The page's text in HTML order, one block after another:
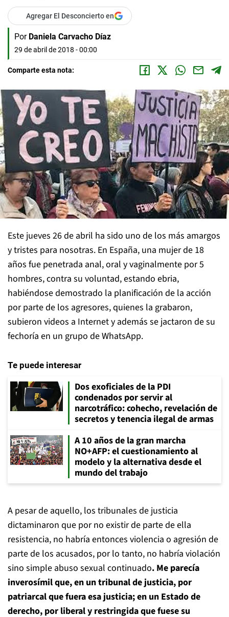
Agregar El Desconcierto en
Por Daniela Carvacho Díaz
29 de abril de 2018 - 00:00
Comparte esta nota:
Este jueves 26 de abril ha sido uno de los más amargos
y tristes para nosotras. En España, una mujer de 18
años fue penetrada anal, oral y vaginalmente por 5
hombres, contra su voluntad, estando ebria,
habiéndose demostrado la planificación de la acción
por parte de los agresores, quienes la grabaron,
subieron videos a Internet y además se jactaron de su
fechoría en un grupo de WhatsApp.
Te puede interesar
Dos exoficiales de la PDI
condenados por servir al
narcotráfico: cohecho, revelación de
secretos y tenencia ilegal de armas
A 10 años de la gran marcha
NO+AFP: el cuestionamiento al
modelo y la alternativa desde el
mundo del trabajo
A pesar de aquello, los tribunales de justicia
dictaminaron que por no existir de parte de ella
resistencia, no habría entonces violencia o agresión de
parte de los acusados, por lo tanto, no habría violación
sino simple abuso sexual continuado. Me parecía
inverosímil que, en un tribunal de justicia, por
patriarcal que fuera esa justicia; en un Estado de
derecho, por liberal y restringida que fuese su